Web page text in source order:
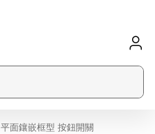
平面鑲嵌框型 按鈕開關